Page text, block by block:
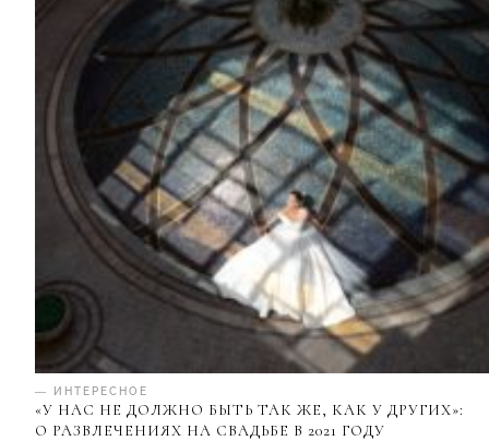
— ИНТЕРЕСНОЕ
«У НАС НЕ ДОЛЖНО БЫТЬ ТАК ЖЕ, КАК У ДРУГИХ»:
О РАЗВЛЕЧЕНИЯХ НА СВАДЬБЕ В 2021 ГОДУ